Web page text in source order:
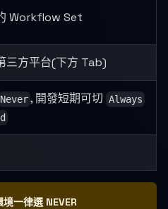
Workflow Set
三方平台(下方 Tab)
Never , 開發短期可切 Always
一律選 NEVER